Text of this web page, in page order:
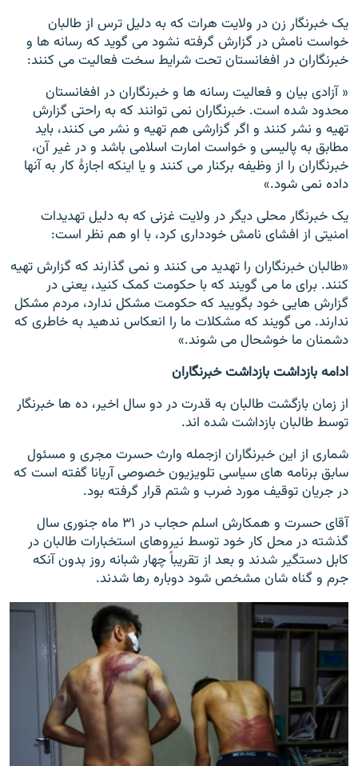
یک خبرنگار زن در ولایت هرات که به دلیل ترس از طالبان
خواست نامش در گزارش گرفته نشود می گوید که رسانه ها و
خبرنگاران در افغانستان تحت شرایط سخت فعالیت می کنند:
« آزادی بیان و فعالیت رسانه ها و خبرنگاران در افغانستان
محدود شده است. خبرنگاران نمی توانند که به راحتی گزارش
تهیه و نشر کنند و اگر گزارشی هم تهیه و نشر می کنند، باید
مطابق به پالیسی و خواست امارت اسلامی باشد و در غیر آن،
خبرنگاران را از وظیفه برکنار می کنند و یا اینکه اجازۀ کار به آنها
داده نمی شود.»
یک خبرنگار محلی دیگر در ولایت غزنی که به دلیل تهدیدات
امنیتی از افشای نامش خودداری کرد، با او هم نظر است:
«طالبان خبرنگاران را تهدید می کنند و نمی گذارند که گزارش تهیه
کنند. برای ما می گویند که با حکومت کمک کنید، یعنی در
گزارش هایی خود بگویید که حکومت مشکل ندارد، مردم مشکل
ندارند. می گویند که مشکلات ما را انعکاس ندهید به خاطری که
دشمنان ما خوشحال می شوند.»
ادامه بازداشت بازداشت خبرنگاران
از زمان بازگشت طالبان به قدرت در دو سال اخیر، ده ها خبرنگار
توسط طالبان بازداشت شده اند.
شماری از این خبرنگاران ازجمله وارث حسرت مجری و مسئول
سابق برنامه های سیاسی تلویزیون خصوصی آریانا گفته است که
در جریان توقیف مورد ضرب و شتم قرار گرفته بود.
آقای حسرت و همکارش اسلم حجاب در ۳۱ ماه جنوری سال
گذشته در محل کار خود توسط نیروهای استخبارات طالبان در
کابل دستگیر شدند و بعد از تقریباً چهار شبانه روز بدون آنکه
جرم و گناه شان مشخص شود دوباره رها شدند.